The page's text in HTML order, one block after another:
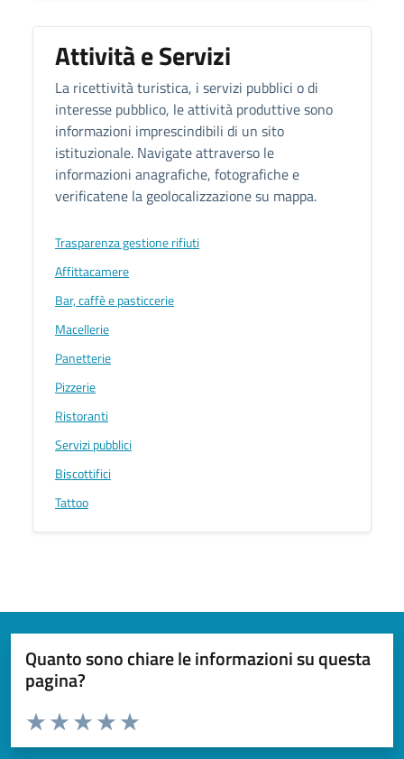
Attività e Servizi
La ricettività turistica, i servizi pubblici o di
interesse pubblico, le attività produttive sono
informazioni imprescindibili di un sito
istituzionale. Navigate attraverso le
informazioni anagrafiche, fotografiche e
verificatene la geolocalizzazione su mappa.
Trasparenza gestione rifiuti
Affittacamere
Bar, caffè e pasticcerie
Macellerie
Panetterie
Pizzerie
Ristoranti
Servizi pubblici
Biscottifici
Tattoo
Quanto sono chiare le informazioni su questa
pagina?
Valuta da 1 a 5 stelle la pagina
Valuta 5 stelle su 5
Valuta 4 stelle su 5
Valuta 3 stelle su 5
Valuta 2 stelle su 5
Valuta 1 stelle su 5